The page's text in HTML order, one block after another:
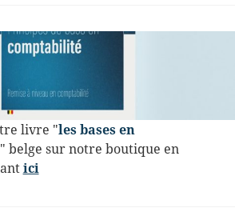
livre "les bases en
" belge sur notre boutique en
ici